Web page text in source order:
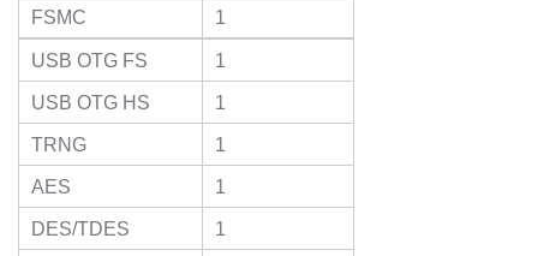
FSMC
1
USB OTG FS
1
USB OTG HS
1
TRNG
1
AES
1
DES/TDES
1